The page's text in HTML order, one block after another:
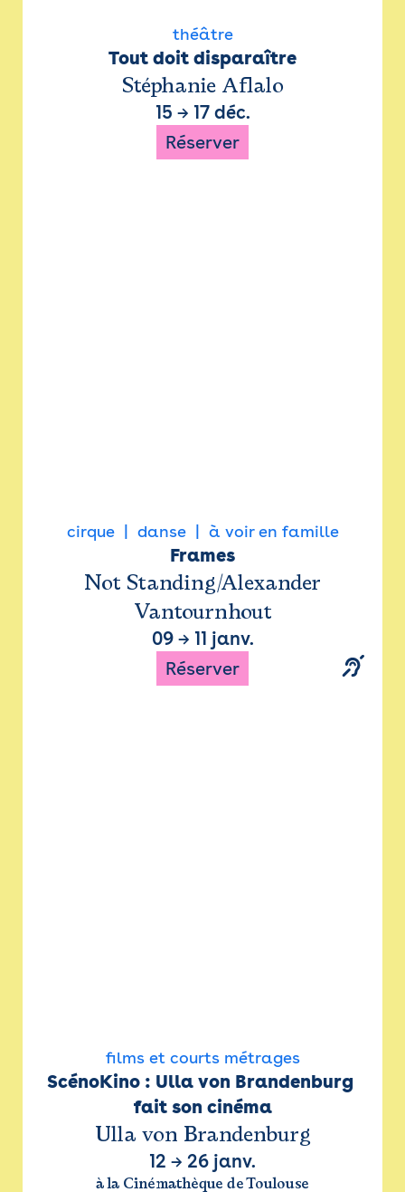
théâtre
Tout doit disparaître
Stéphanie Aflalo
15 → 17 déc.
Réserver
cirque danse à voir en famille
Frames
Not Standing/Alexander
Vantournhout
09→ 11 janv.
Réserver
films et courts métrages
ScénoKino : Ulla von Brandenburg
fait son cinéma
Ulla von Brandenburg
12 → 26 janv.
à la Cinémathèque de Toulouse